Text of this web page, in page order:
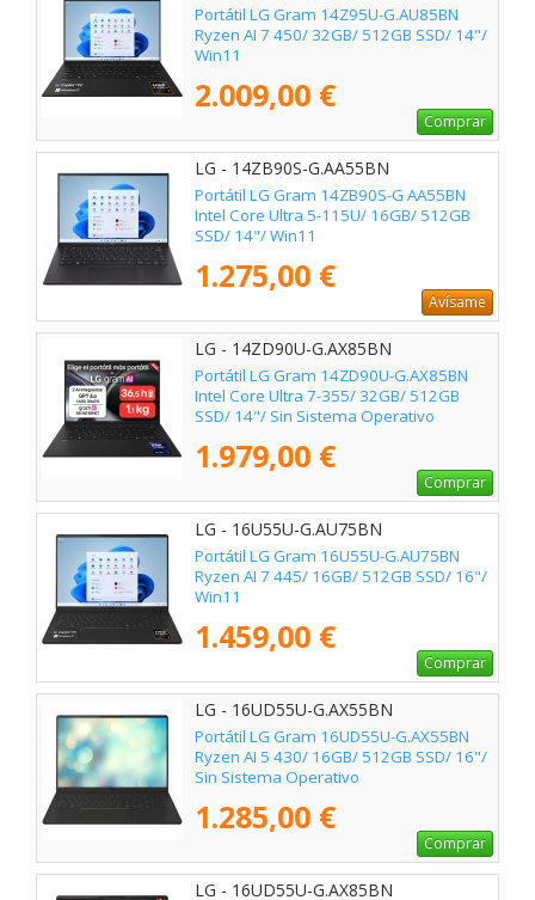
Portátil LG Gram 14Z95U-G.AU85BN
Ryzen AI 7 450/ 32GB/ 512GB SSD/ 14"/
Win11
2.009,00 €
Comprar
LG - 14ZB90S-G.AA55BN
Portátil LG Gram 14ZB90S-G AA55BN
Intel Core Ultra 5-115U/ 16GB/ 512GB
SSD/ 14"/ Win11
1.275,00 €
Avísame
LG - 14ZD90U-G.AX85BN
Portátil LG Gram 14ZD90U-G.AX85BN
Intel Core Ultra 7-355/ 32GB/ 512GB
SSD/ 14"/ Sin Sistema Operativo
1.979,00 €
Comprar
LG - 16U55U-G.AU75BN
Portátil LG Gram 16U55U-G.AU75BN
Ryzen AI 7 445/ 16GB/ 512GB SSD/ 16"/
Win11
1.459,00 €
Comprar
LG - 16UD55U-G.AX55BN
Portátil LG Gram 16UD55U-G.AX55BN
Ryzen AI 5 430/ 16GB/ 512GB SSD/ 16"/
Sin Sistema Operativo
1.285,00 €
Comprar
LG - 16UD55U-G.AX85BN